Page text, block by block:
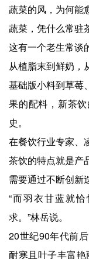
蔬菜的风，为何能
蔬菜，凭什么常驻
这有一个老生常谈
从植脂末到鲜奶，
基础版小料到草莓
果的配料，新茶
史。
在餐饮行业专家、
茶饮的特点就是产
需要通过不断创新
“而羽衣甘蓝就
求。”林岳说。
20世纪90年代前
耐寒且叶子丰富